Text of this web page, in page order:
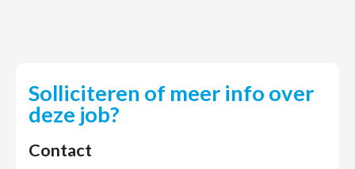
Solliciteren of meer info over
deze job?
Contact